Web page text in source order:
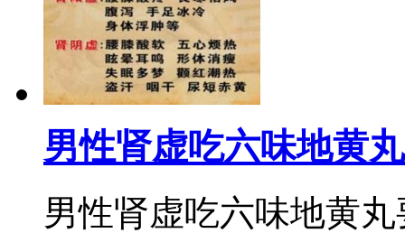
男性肾虚吃六味地黄
男性肾虚吃六味地黄